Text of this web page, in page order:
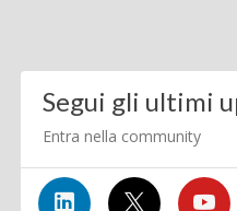
Segui gli ultimi
Entra nella community